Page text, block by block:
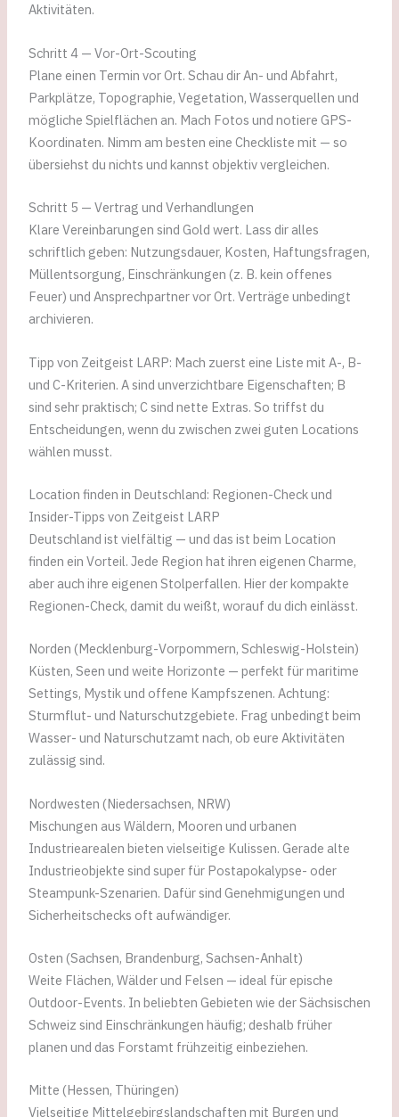
Aktivitäten.
Schritt 4 — Vor-Ort-Scouting
Plane einen Termin vor Ort. Schau dir An- und Abfahrt,
Parkplätze, Topographie, Vegetation, Wasserquellen und
mögliche Spielflächen an. Mach Fotos und notiere GPS-
Koordinaten. Nimm am besten eine Checkliste mit — so
übersiehst du nichts und kannst objektiv vergleichen.
Schritt 5 — Vertrag und Verhandlungen
Klare Vereinbarungen sind Gold wert. Lass dir alles
schriftlich geben: Nutzungsdauer, Kosten, Haftungsfragen,
Müllentsorgung, Einschränkungen (z. B. kein offenes
Feuer) und Ansprechpartner vor Ort. Verträge unbedingt
archivieren.
Tipp von Zeitgeist LARP: Mach zuerst eine Liste mit A-, B-
und C-Kriterien. A sind unverzichtbare Eigenschaften; B
sind sehr praktisch; C sind nette Extras. So triffst du
Entscheidungen, wenn du zwischen zwei guten Locations
wählen musst.
Location finden in Deutschland: Regionen-Check und
Insider-Tipps von Zeitgeist LARP
Deutschland ist vielfältig — und das ist beim Location
finden ein Vorteil. Jede Region hat ihren eigenen Charme,
aber auch ihre eigenen Stolperfallen. Hier der kompakte
Regionen-Check, damit du weißt, worauf du dich einlässt.
Norden (Mecklenburg-Vorpommern, Schleswig-Holstein)
Küsten, Seen und weite Horizonte — perfekt für maritime
Settings, Mystik und offene Kampfszenen. Achtung:
Sturmflut- und Naturschutzgebiete. Frag unbedingt beim
Wasser- und Naturschutzamt nach, ob eure Aktivitäten
zulässig sind.
Nordwesten (Niedersachsen, NRW)
Mischungen aus Wäldern, Mooren und urbanen
Industriearealen bieten vielseitige Kulissen. Gerade alte
Industrieobjekte sind super für Postapokalypse- oder
Steampunk-Szenarien. Dafür sind Genehmigungen und
Sicherheitschecks oft aufwändiger.
Osten (Sachsen, Brandenburg, Sachsen-Anhalt)
Weite Flächen, Wälder und Felsen — ideal für epische
Outdoor-Events. In beliebten Gebieten wie der Sächsischen
Schweiz sind Einschränkungen häufig; deshalb früher
planen und das Forstamt frühzeitig einbeziehen.
Mitte (Hessen, Thüringen)
Vielseitige Mittelgebirgslandschaften mit Burgen und